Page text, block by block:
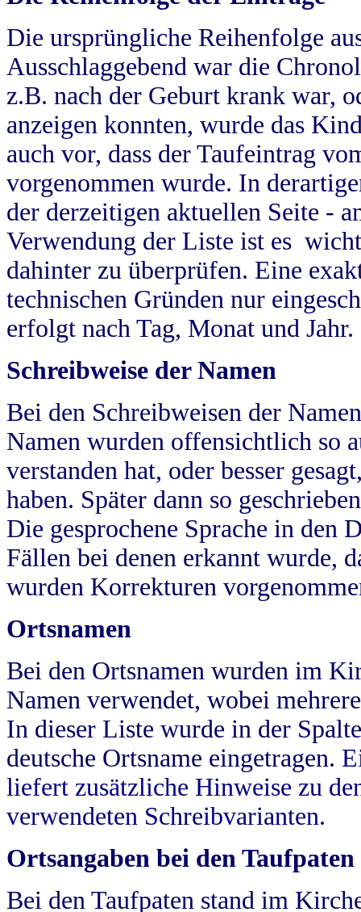
Die ursprüngliche Reihenfolge
Ausschlaggebend war die
z.B. nach der Geburt krank war,
anzeigen konnten, wurde das
auch vor, dass der Taufeintrag
vorgenommen wurde. In
der derzeitigen aktuellen Seite -
Verwendung der Liste ist es
dahinter zu überprüfen. Eine
technischen Gründen nur
erfolgt nach Tag, Monat und Jahr.
Schreibweise der Namen
Bei den Schreibweisen der
Namen wurden offensichtlich so
verstanden hat, oder besser
haben. Später dann so
Die gesprochene Sprache in
Fällen bei denen erkannt wurde,
wurden Korrekturen
Ortsnamen
Bei den Ortsnamen wurden im
Namen verwendet, wobei
In dieser Liste wurde in der
deutsche Ortsname eingetragen.
liefert zusätzliche Hinweise zu
verwendeten Schreibvarianten.
Ortsangaben bei den Taufpaten
Bei den Taufpaten stand im